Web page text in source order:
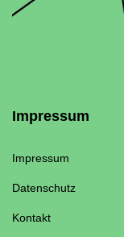
Impressum
Impressum
Datenschutz
Kontakt